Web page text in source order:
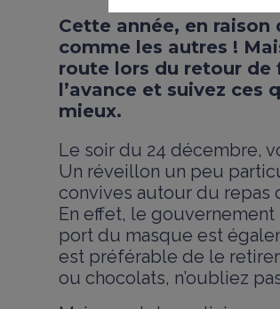
Cette année, en
comme les autres !
route lors du retour de
l’avance et suivez ces
mieux.
Le soir du 24 décembre,
Un réveillon un peu
convives autour du repas
En effet, le
port du masque est
est préférable de le
ou chocolats, n’oubliez